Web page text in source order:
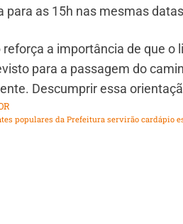
para as 15h nas mesmas
reforça a importância de que
para a passagem do
Descumprir essa